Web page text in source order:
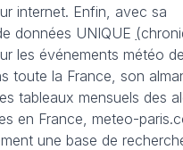
internet. Enfin, avec sa
données UNIQUE (
les événements météo
toute la France, son
tableaux mensuels des
en France, meteo-
une base de